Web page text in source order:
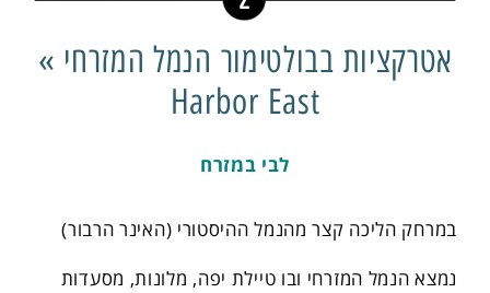
אטרקציות בבולטימור הנמל המזרחי »
Harbor East
לבי במזרח
במרחק הליכה קצר מהנמל ההיסטורי (האינר הרבור)
נמצא הנמל המזרחי ובו טיילת יפה, מלונות, מסעדות